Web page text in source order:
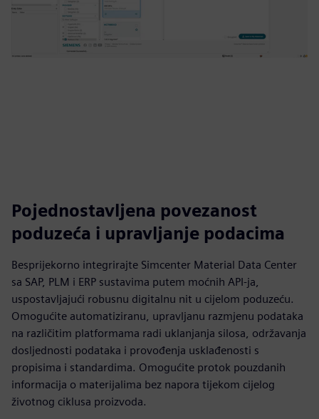
Pojednostavljena povezanost
poduzeća i upravljanje podacima
Besprijekorno integrirajte Simcenter Material Data Center
sa SAP, PLM i ERP sustavima putem moćnih API-ja,
uspostavljajući robusnu digitalnu nit u cijelom poduzeću.
Omogućite automatiziranu, upravljanu razmjenu podataka
na različitim platformama radi uklanjanja silosa, održavanja
dosljednosti podataka i provođenja usklađenosti s
propisima i standardima. Omogućite protok pouzdanih
informacija o materijalima bez napora tijekom cijelog
životnog ciklusa proizvoda.